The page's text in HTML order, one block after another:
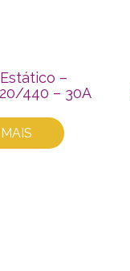
–
440 – 30A